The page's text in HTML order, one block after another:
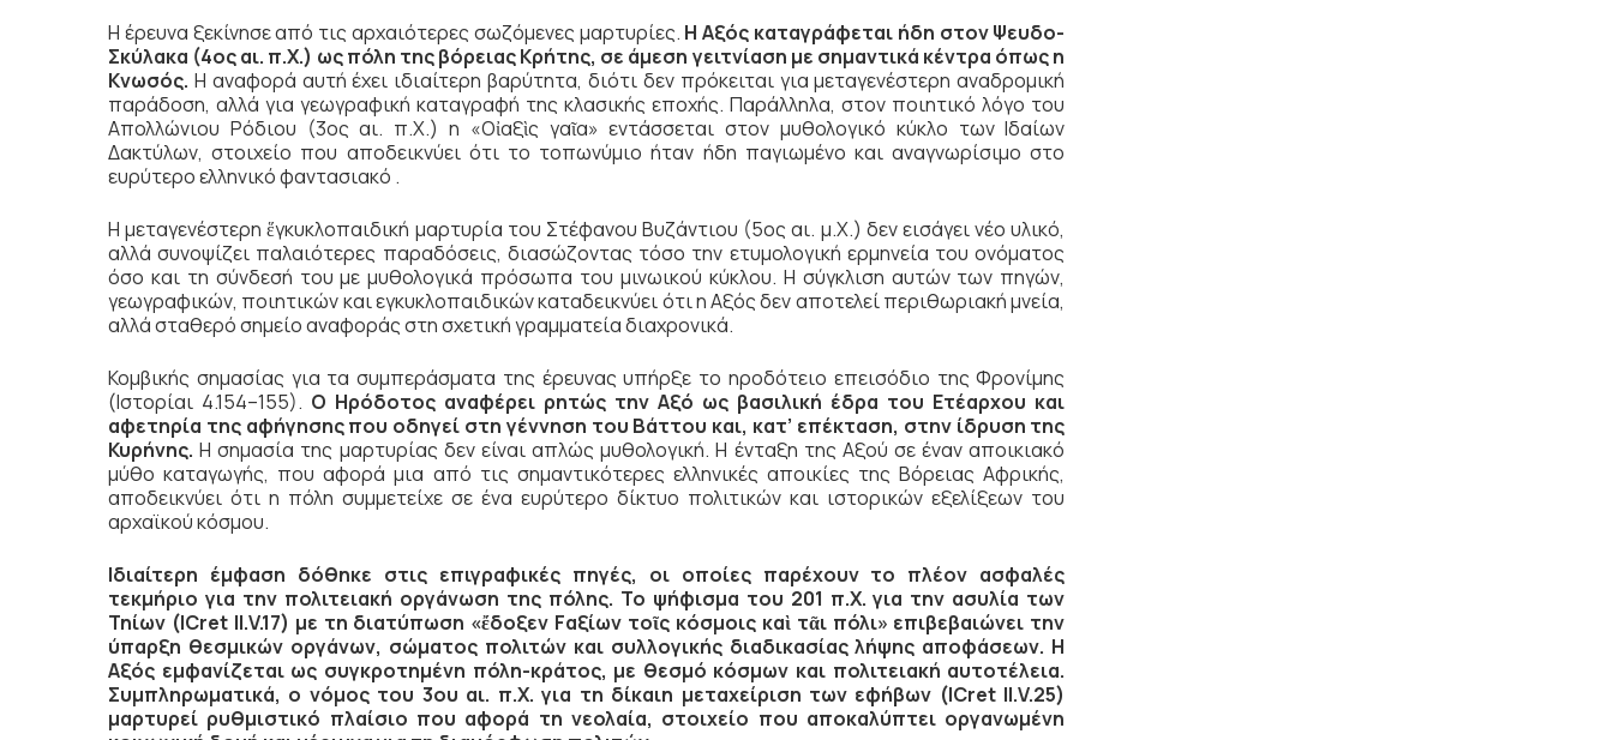
Η έρευνα ξεκίνησε από τις αρχαιότερες σωζόμενες μαρτυρίες. Η Αξός καταγράφεται ήδη στον Ψευδο-
Σκύλακα (4ος αι. π.Χ.) ως πόλη της βόρειας Κρήτης, σε άμεση γειτνίαση με σημαντικά κέντρα όπως η
Κνωσός. Η αναφορά αυτή έχει ιδιαίτερη βαρύτητα, διότι δεν πρόκειται για μεταγενέστερη αναδρομική
παράδοση, αλλά για γεωγραφική καταγραφή της κλασικής εποχής. Παράλληλα, στον ποιητικό λόγο του
Απολλώνιου Ρόδιου (3ος αι. π.Χ.) η «Οἰαξὶς γαῖα» εντάσσεται στον μυθολογικό κύκλο των Ιδαίων
Δακτύλων, στοιχείο που αποδεικνύει ότι το τοπωνύμιο ήταν ήδη παγιωμένο και αναγνωρίσιμο στο
ευρύτερο ελληνικό φαντασιακό .
Η μεταγενέστερη ἕγκυκλοπαιδική μαρτυρία του Στέφανου Βυζάντιου (5ος αι. μ.Χ.) δεν εισάγει νέο υλικό,
αλλά συνοψίζει παλαιότερες παραδόσεις, διασώζοντας τόσο την ετυμολογική ερμηνεία του ονόματος
όσο και τη σύνδεσή του με μυθολογικά πρόσωπα του μινωικού κύκλου. Η σύγκλιση αυτών των πηγών,
γεωγραφικών, ποιητικών και εγκυκλοπαιδικών καταδεικνύει ότι η Αξός δεν αποτελεί περιθωριακή μνεία,
αλλά σταθερό σημείο αναφοράς στη σχετική γραμματεία διαχρονικά.
Κομβικής σημασίας για τα συμπεράσματα της έρευνας υπήρξε το ηροδότειο επεισόδιο της Φρονίμης
(Ιστορίαι 4.154–155). Ο Ηρόδοτος αναφέρει ρητώς την Αξό ως βασιλική έδρα του Ετέαρχου και
αφετηρία της αφήγησης που οδηγεί στη γέννηση του Βάττου και, κατ’ επέκταση, στην ίδρυση της
Κυρήνης. Η σημασία της μαρτυρίας δεν είναι απλώς μυθολογική. Η ένταξη της Αξού σε έναν αποικιακό
μύθο καταγωγής, που αφορά μια από τις σημαντικότερες ελληνικές αποικίες της Βόρειας Αφρικής,
αποδεικνύει ότι η πόλη συμμετείχε σε ένα ευρύτερο δίκτυο πολιτικών και ιστορικών εξελίξεων του
αρχαϊκού κόσμου.
Ιδιαίτερη έμφαση δόθηκε στις επιγραφικές πηγές, οι οποίες παρέχουν το πλέον ασφαλές
τεκμήριο για την πολιτειακή οργάνωση της πόλης. Το ψήφισμα του 201 π.Χ. για την ασυλία των
Τηίων (ICret II.V.17) με τη διατύπωση «ἔδοξεν Fαξίων τοῖς κόσμοις καὶ τᾶι πόλι» επιβεβαιώνει την
ύπαρξη θεσμικών οργάνων, σώματος πολιτών και συλλογικής διαδικασίας λήψης αποφάσεων. Η
Αξός εμφανίζεται ως συγκροτημένη πόλη-κράτος, με θεσμό κόσμων και πολιτειακή αυτοτέλεια.
Συμπληρωματικά, ο νόμος του 3ου αι. π.Χ. για τη δίκαιη μεταχείριση των εφήβων (ICret II.V.25)
μαρτυρεί ρυθμιστικό πλαίσιο που αφορά τη νεολαία, στοιχείο που αποκαλύπτει οργανωμένη